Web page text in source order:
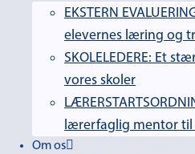
EKSTERN
elevernes læring og
SKOLELEDERE: Et
vores skoler
lærerfaglig mentor
Om os